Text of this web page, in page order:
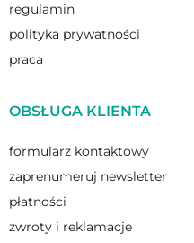
regulamin
polityka prywatności
praca
OBSŁUGA KLIENTA
formularz kontaktowy
zaprenumeruj newsletter
płatności
zwroty i reklamacje